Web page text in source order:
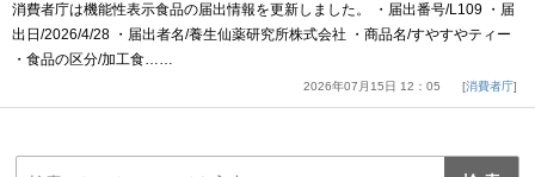
消費者庁は機能性表示食品の届出情報を更新しました。 ・届出番号/L109 ・届
出日/2026/4/28 ・届出者名/養生仙薬研究所株式会社 ・商品名/すやすやティー
・食品の区分/加工食……
2026年07月15日 12：05 消費者庁